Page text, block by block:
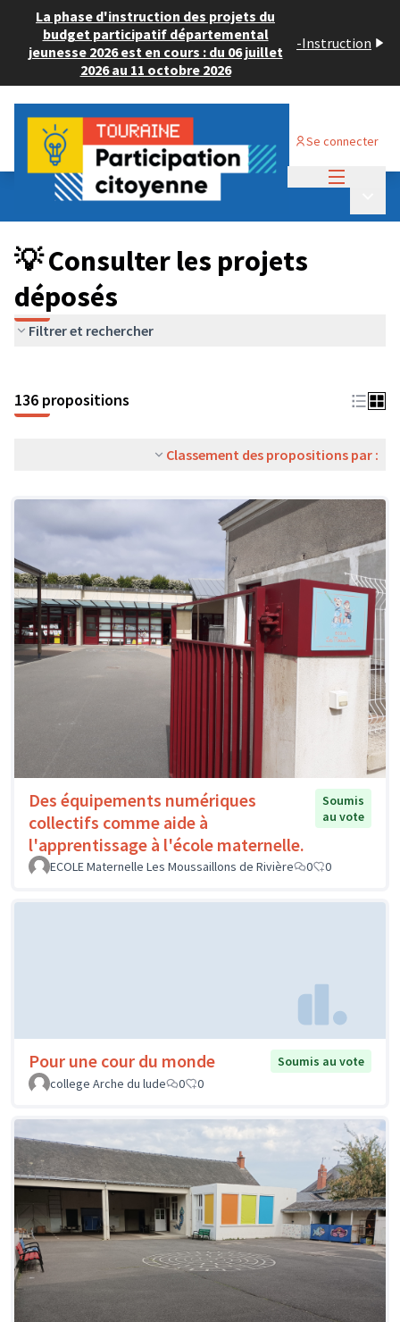
La phase d'instruction des projets du
budget participatif départemental
jeunesse 2026 est en cours : du 06 juillet
2026 au 11 octobre 2026
-Instruction
Se connecter
Budget Participatif JEUNESSE 2024
💡 Consulter les projets déposés
💡 Consulter les projets
déposés
Filtrer et rechercher
136 propositions
Classement des propositions par :
Des équipements numériques
collectifs comme aide à
l'apprentissage à l'école maternelle.
Soumis
au vote
ECOLE Maternelle Les Moussaillons de Rivière 0 0
Pour une cour du monde
Soumis au vote
college Arche du lude
0 0